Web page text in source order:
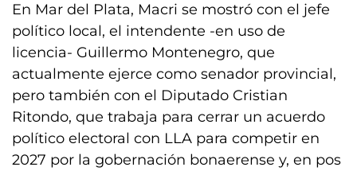
En Mar del Plata, Macri se mostró con el jefe
político local, el intendente -en uso de
licencia- Guillermo Montenegro, que
actualmente ejerce como senador provincial,
pero también con el Diputado Cristian
Ritondo, que trabaja para cerrar un acuerdo
político electoral con LLA para competir en
2027 por la gobernación bonaerense y, en pos